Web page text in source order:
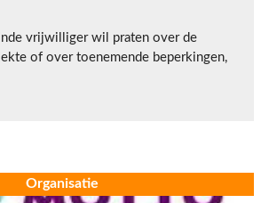
Organisatie
vrijwilliger wil praten over de
of over toenemende beperkingen,